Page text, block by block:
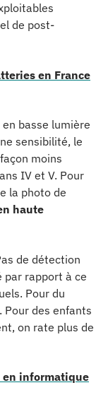
de post-
en France
basse lumière
sensibilité, le
moins
IV et V. Pour
la photo de
haute
de détection
par rapport à ce
Pour du
Pour des enfants
on rate plus de
en informatique